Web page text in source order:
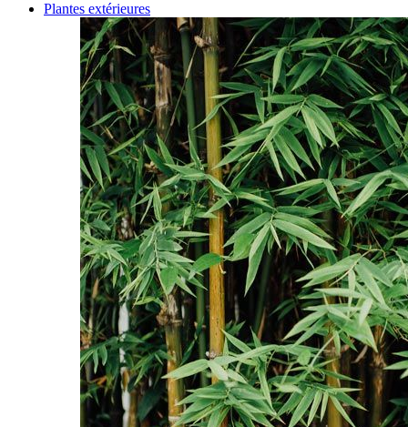
Plantes extérieures